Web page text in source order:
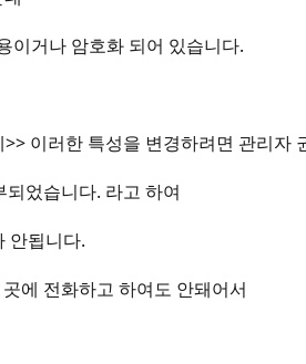
이거나 암호화 되어 있습니다.
이러한 특성을 변경하려면 관리자
었습니다. 라고 하여
안됩니다.
에 전화하고 하여도 안돼어서